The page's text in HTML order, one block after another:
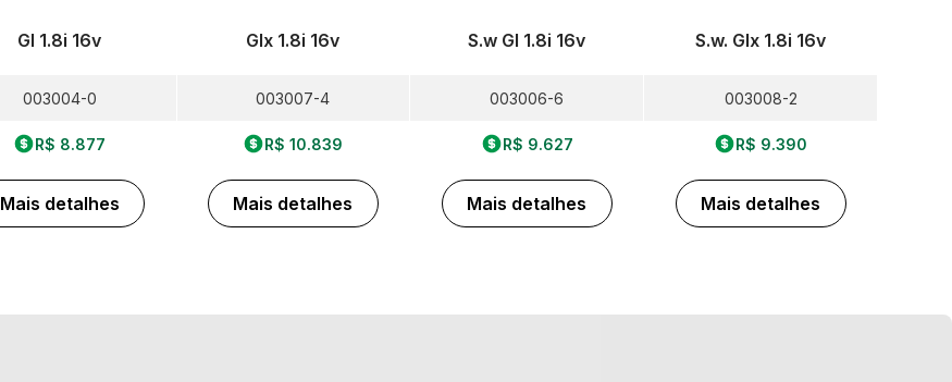
Gl 1.8i 16v
003004-0
R$ 8.877
Mais detalhes
Glx 1.8i 16v
003007-4
R$ 10.839
Mais detalhes
S.w Gl 1.8i 16v
003006-6
R$ 9.627
Mais detalhes
S.w. Glx 1.8i 16v
003008-2
R$ 9.390
Mais detalhes